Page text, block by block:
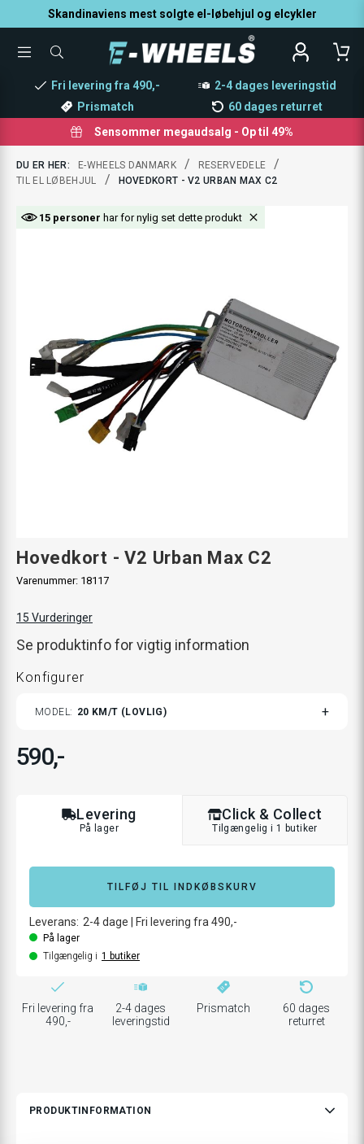
Skandinaviens mest solgte el-løbehjul og elcykler
TOGGLESØG
Fri levering fra 490,-
2-4 dages leveringstid
Prismatch
60 dages returret
Sensommer megaudsalg - Op til 49%
DU ER HER: E-WHEELS DANMARK / RESERVEDELE /
TIL EL LØBEHJUL / HOVEDKORT - V2 URBAN MAX C2
15 personer har for nylig set dette produkt
Hovedkort - V2 Urban Max C2
Varenummer: 18117
15 Vurderinger
Se produktinfo for vigtig information
Konfigurer
MODEL 20 KM/T (LOVLIG)TOGGLE
VARIANTS
590,-
Levering
På lager
TILFØJ TIL INDKØBSKURV
Leverans: 2-4dage Fri levering fra 490,-
På lager
Tilgængelig i 1 butiker
Click & Collect
Tilgængelig i 1 butiker
Fri levering fra
490,-
2-4 dages
leveringstid
Prismatch
60 dages
returret
PRODUKTINFORMATION